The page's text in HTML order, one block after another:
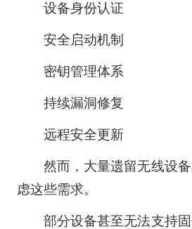
设备身份认证
安全启动机制
密钥管理体系
持续漏洞修复
远程安全更新
然而，大量遗留无线设备
虑这些需求。
部分设备甚至无法支持固